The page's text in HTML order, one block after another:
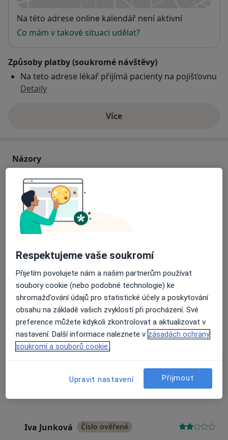
Dostupnost
Na této adrese online kalendář není aktivní
Co mám v takové situaci udělat?
Způsoby platby (soukromé návštěvy)
Na teto adrese lékař přijímá pacienty na pojišťovnu
Detaily
Víceo adrese
Názory
Přidejte svůj názor
62 názorů
Recenze pacientů jsou pro nás důležité.
Specialisté nemají možnost zaplatit za
odstranění nebo změnu recenze pacienta.
Další informace. Další informace o názorech
Iva Junková Číslo ověřené
Respektujeme vaše soukromí
Přijetím povolujete nám a našim partnerům používat
soubory cookie (nebo podobné technologie) ke
shromažďování údajů pro statistické účely a poskytování
obsahu na základě vašich zvyklostí při procházení. Své
preference můžete kdykoli zkontrolovat a aktualizovat v
nastavení. Další informace naleznete v zásadách ochrany
soukromí a souborů cookie.
Upravit nastavení Přijmout